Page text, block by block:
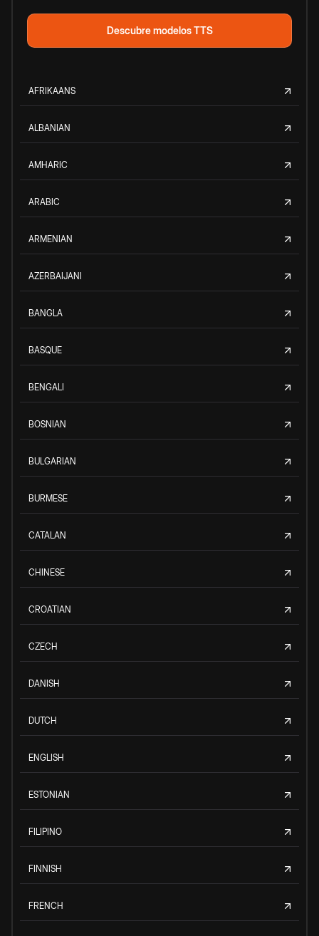
Descubre modelos TTS
AFRIKAANS
ALBANIAN
AMHARIC
ARABIC
ARMENIAN
AZERBAIJANI
BANGLA
BASQUE
BENGALI
BOSNIAN
BULGARIAN
BURMESE
CATALAN
CHINESE
CROATIAN
CZECH
DANISH
DUTCH
ENGLISH
ESTONIAN
FILIPINO
FINNISH
FRENCH